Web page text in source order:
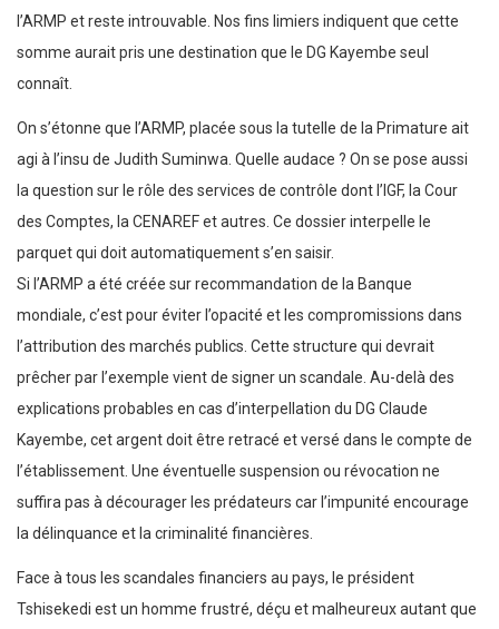
l’ARMP et reste introuvable. Nos fins limiers indiquent que cette
somme aurait pris une destination que le DG Kayembe seul
connaît.
On s’étonne que l’ARMP, placée sous la tutelle de la Primature ait
agi à l’insu de Judith Suminwa. Quelle audace ? On se pose aussi
la question sur le rôle des services de contrôle dont l’IGF, la Cour
des Comptes, la CENAREF et autres. Ce dossier interpelle le
parquet qui doit automatiquement s’en saisir.
Si l’ARMP a été créée sur recommandation de la Banque
mondiale, c’est pour éviter l’opacité et les compromissions dans
l’attribution des marchés publics. Cette structure qui devrait
prêcher par l’exemple vient de signer un scandale. Au-delà des
explications probables en cas d’interpellation du DG Claude
Kayembe, cet argent doit être retracé et versé dans le compte de
l’établissement. Une éventuelle suspension ou révocation ne
suffira pas à décourager les prédateurs car l’impunité encourage
la délinquance et la criminalité financières.
Face à tous les scandales financiers au pays, le président
Tshisekedi est un homme frustré, déçu et malheureux autant que